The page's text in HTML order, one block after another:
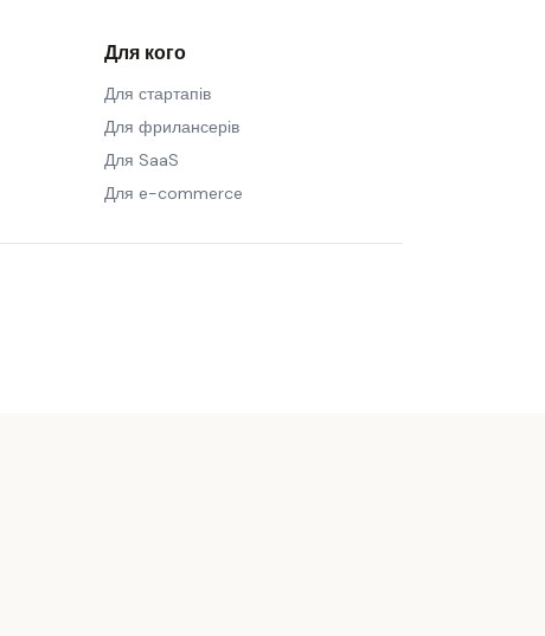
Для кого
Для стартапів
Для фрилансерів
Для SaaS
Для e-commerce